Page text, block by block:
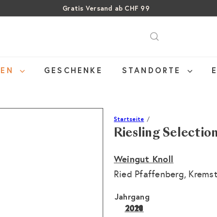
Pause
Gratis Versand ab CHF 99
Über 15% Rabatt auf Sommer Weine
SALE: Bis zu 40% auf letzte Flaschen
GESCHENKE STANDORTE
Startseite
Riesling
Weingut Knoll
Ried Pfaffenberg,
Jahrgang
2022
2024
2021
2020
2019